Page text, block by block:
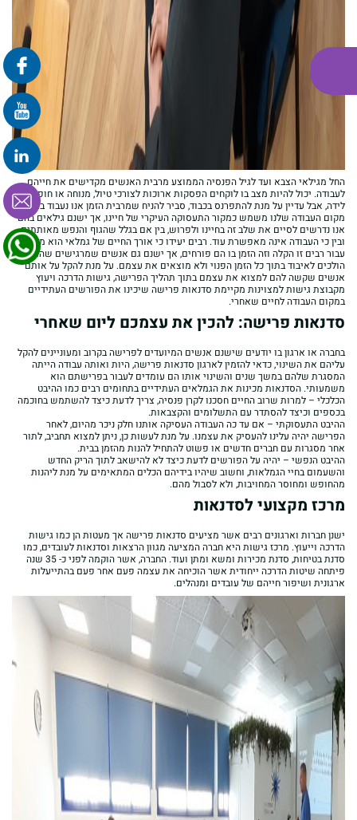
פרונטלי זום
החל מגילאי הצבא ועד לגיל הפנסיה הממוצע מרבית האנשים מקדישים את חייהם
לעבודה. יכול להיות מצב בו לוקחים הפסקות ארוכות לצורכי טיול, מנוחה או חופשת
לידה, אבל עדיין על מנת להתפרנס בכבוד, סביר להניח שמרבית הזמן אנו נעבוד ברצף.
מקום העבודה שלנו משמש כמקור התעסוקה העיקרי של חיינו, אך ישנם גילאים בהם
אנו נדרשים לסיים את שלב זה בחיינו ולפרוש, בין אם בגלל שהגוף והנפש מאותתים,
ובין כי העבודה אינה מאפשרת עוד. רבים יעידו כי אורך החיים של גמלאי הוא מורכב-
עבור רבים זו הקלה וזה הזמן בו הם פורחים, אך ישנם גם אנשים שמרגישים שהם
הולכים לאיבוד בתוך כל הזמן הפנוי ולא מוצאים את עצמם. על מנת להקל על אותם
אנשים שקשה להם למצוא את עצמם בתוך תהליך הפרישה, גישות הדרכה ויעוץ
מקבוצת גישות למצוינות מקיימת סדנאות פרישה שיכינו את הפורשים העתידיים
במקום העבודה לחיים שאחרי.
סדנאות פרישה: להכין את עצמכם ליום שאחרי
בחברה או ארגון בו יודעים שישנם אנשים המיועדים לפרישה בקרוב ומעוניינים להקל
עליהם את השינוי, כדאי להזמין לארגון סדנאות פרישה, היות ואותה עבודה הייתה
המסגרת שלהם במשך שנים והשינוי אותו הם עומדים לעבור בפרישתם הוא
משמעותי. הסדנאות מכינות את הגמלאים העתידיים בתחומים רבים כמו ההיבט
הכלכלי – למרות שרוב החיים חסכנו לקרן פנסיה, צריך לדעת כיצד להשתמש בחוכמה
בכספים וכיצד להסתדר עם התשלומים והקצבאות.
ההיבט התעסוקתי – אם עד כה העבודה העסיקה אותנו חלק ניכר מהיום, לאחר
הפרישה יהיה עלינו להעסיק את עצמנו. על מנת לעשות כן, ניתן למצוא תחביב, לתור
אחר מסגרות עם חברים חדשים או פשוט להתחיל להנות מהזמן בבית.
ההיבט הנפשי – יהיה על הפורשים לדעת כיצד לא להישאב לתוך הריק החדש
והשעמום בחיי הגמלאות, וחשוב שיהיו בידיהם הכלים המתאימים על מנת ליהנות
מהחופש ומחוסר המחויבות, ולא לסבול מהם.
מרכז מקצועי לסדנאות
ישנן חברות וארגונים רבים אשר מציעים סדנאות פרישה אך מעטות הן כמו גישות
הדרכה וייעוץ. מרכז גישות היא חברה המציעה מגוון הרצאות וסדנאות לעובדים, כמו
סדנת בטיחות, סדנת מכירות ומשא ומתן ועוד. החברה, אשר הוקמה לפני כ- 35 שנה
פיתחה שיטות הדרכה ייחודית אשר הוכיחה את עצמה פעם אחר פעם בהתייעלות
ארגונית ושיפור חייהם של עובדים ומנהלים.